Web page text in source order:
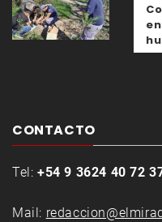
CONTACTO
Tel: +54 9 3624 40 72
Mail: